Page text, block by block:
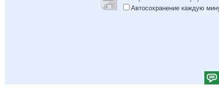
Автосохранение каждую